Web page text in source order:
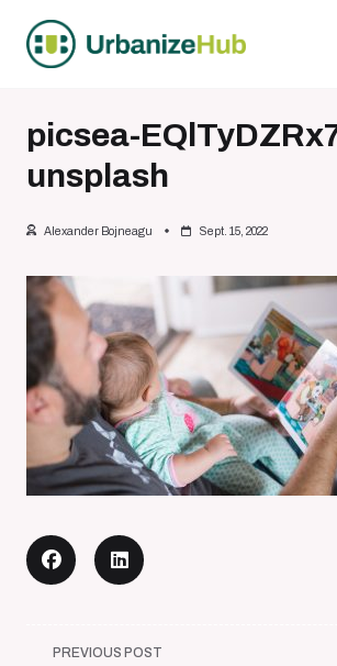
content
picsea-
unsplash
Alexander Bojneagu Sept. 15, 2022
<spanPREVIOUS POST